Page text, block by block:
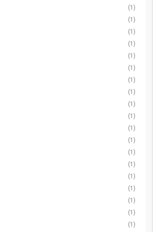
(1)
(1)
(1)
(1)
(1)
(1)
(1)
(1)
(1)
(1)
(1)
(1)
(1)
(1)
(1)
(1)
(1)
(1)
(1)